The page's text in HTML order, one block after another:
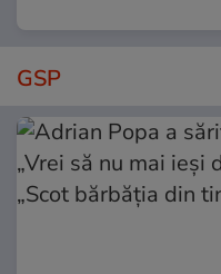
GSP